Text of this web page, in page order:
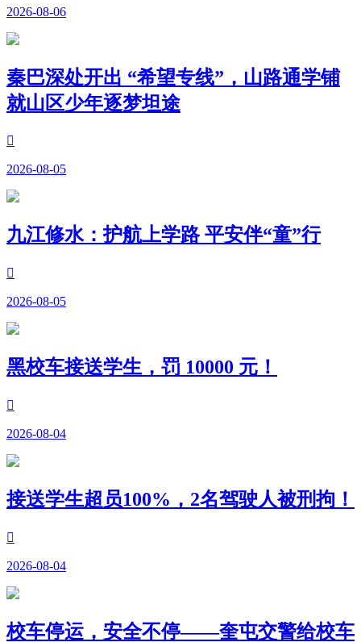
2026-08-06
秦巴深处开出 “希望专线”，山路通学铺
就山区少年逐梦坦途

2026-08-05
九江修水：护航上学路 平安伴“童”行

2026-08-05
黑校车接送学生，罚 10000 元！

2026-08-04
接送学生超员100%，2名驾驶人被刑拘！

2026-08-04
校车停运，安全不停——奎屯交警给校车